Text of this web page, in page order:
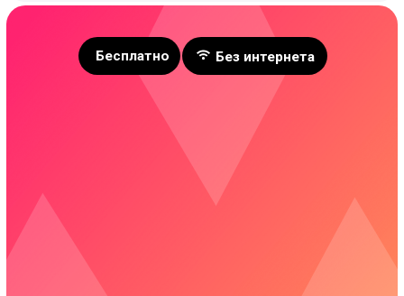
4 режима — один
результат: ты сдал